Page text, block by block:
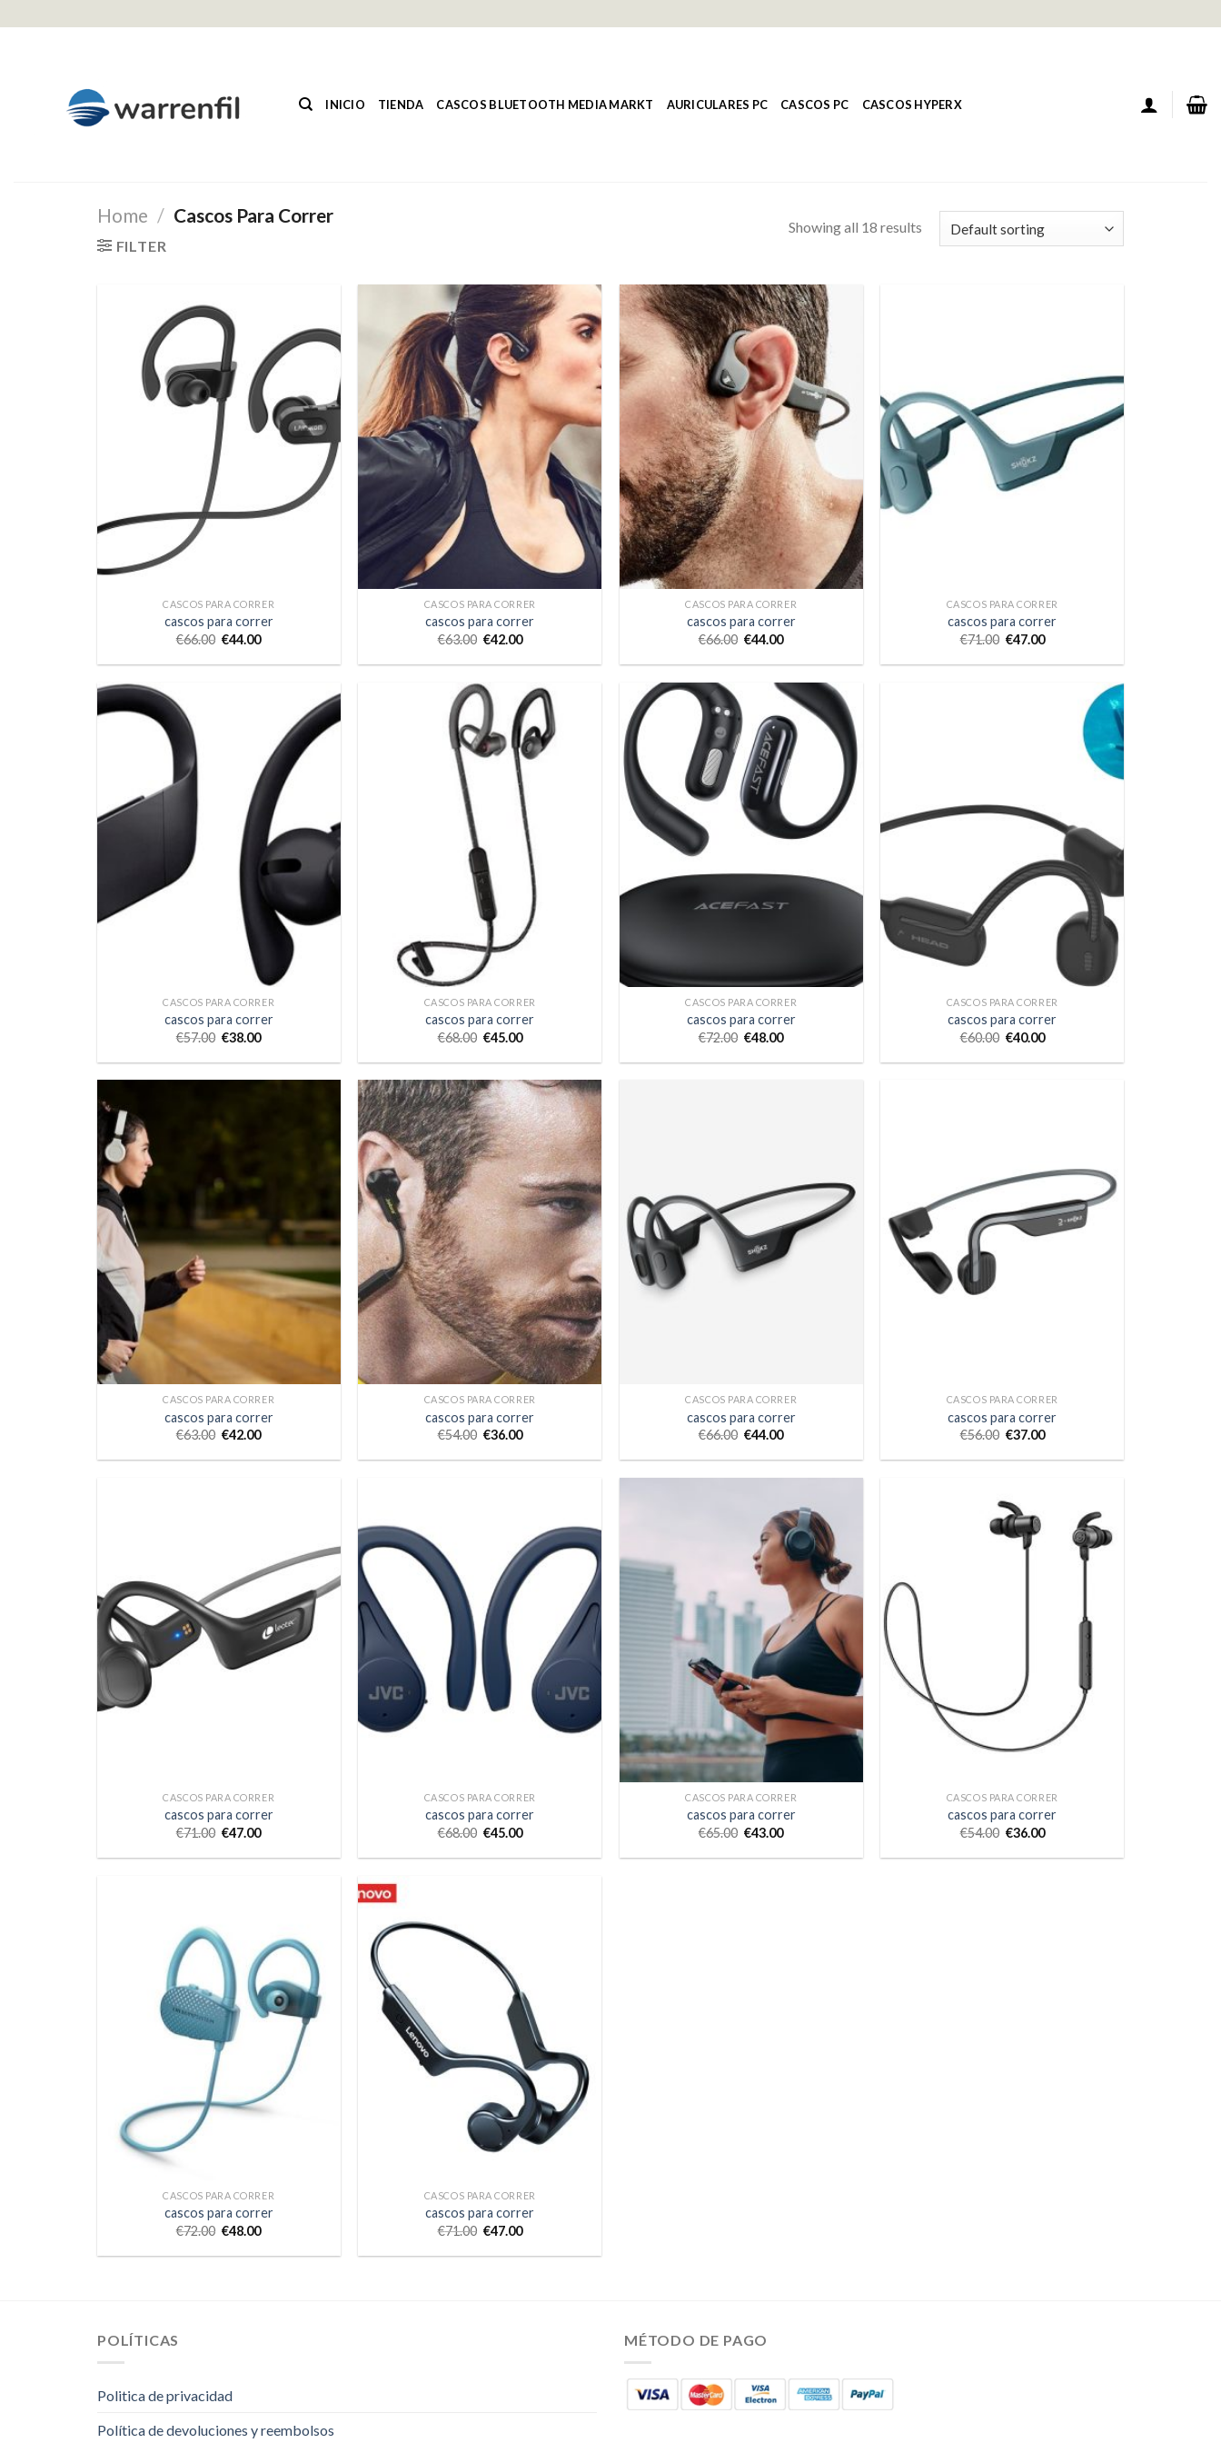
INICIO TIENDA CASCOS BLUETOOTH MEDIA MARKT AURICULARES PC CASCOS PC CASCOS HYPERX
Home / Cascos Para Correr
FILTER
Showing all 18 results
CASCOS PARA CORRER
cascos para correr
€66.00 €44.00
CASCOS PARA CORRER
cascos para correr
€63.00 €42.00
CASCOS PARA CORRER
cascos para correr
€66.00 €44.00
CASCOS PARA CORRER
cascos para correr
€71.00 €47.00
CASCOS PARA CORRER
cascos para correr
€57.00 €38.00
CASCOS PARA CORRER
cascos para correr
€68.00 €45.00
CASCOS PARA CORRER
cascos para correr
€72.00 €48.00
CASCOS PARA CORRER
cascos para correr
€60.00 €40.00
CASCOS PARA CORRER
cascos para correr
€63.00 €42.00
CASCOS PARA CORRER
cascos para correr
€54.00 €36.00
CASCOS PARA CORRER
cascos para correr
€66.00 €44.00
CASCOS PARA CORRER
cascos para correr
€56.00 €37.00
CASCOS PARA CORRER
cascos para correr
€71.00 €47.00
CASCOS PARA CORRER
cascos para correr
€68.00 €45.00
CASCOS PARA CORRER
cascos para correr
€65.00 €43.00
CASCOS PARA CORRER
cascos para correr
€54.00 €36.00
CASCOS PARA CORRER
cascos para correr
€72.00 €48.00
CASCOS PARA CORRER
cascos para correr
€71.00 €47.00
POLÍTICAS
Politica de privacidad
Política de devoluciones y reembolsos
MÉTODO DE PAGO